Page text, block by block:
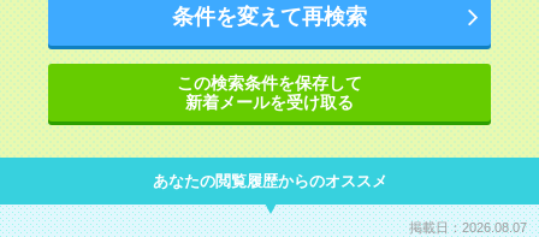
条件を変えて再検索
この検索条件を保存して
新着メールを受け取る
あなたの閲覧履歴からのオススメ
掲載日：2026.08.07